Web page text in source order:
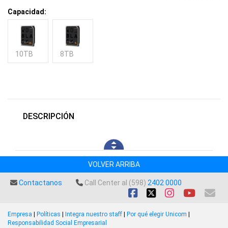
Capacidad:
10TB 8TB
DESCRIPCIÓN
VOLVER ARRIBA
Contactanos Call Center al (598) 2402 0000
Empresa | Políticas | Integra nuestro staff | Por qué elegir Unicom |
Responsabilidad Social Empresarial